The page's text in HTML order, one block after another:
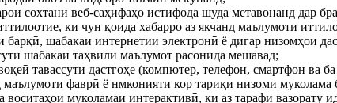
веб-саҳифаҳо истифода шуда метавонанд дар
ки чун қоида хабарро аз якчанд маълумоти
шабакаи интернетии электронӣ ё дигар низомҳои
шабакаи таҳвили маълумот расонида мешавад;
тавассути дастгоҳе (компютер, телефон, смартфон
фаврӣ ё нмконияти кор тариқи низоми
муколамаи интерактивӣ, ки аз тарафи вазорату